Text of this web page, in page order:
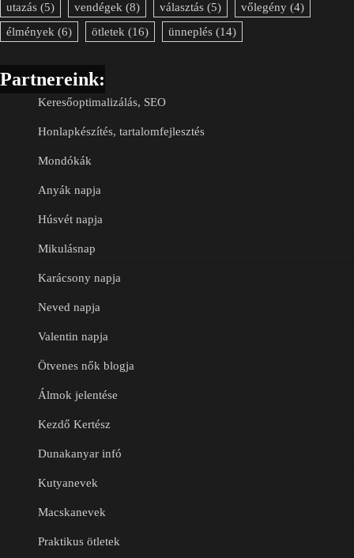
utazás (5) vendégek (8) választás (5) vőlegény (4)
élmények (6) ötletek (16) ünneplés (14)
Partnereink:
Keresőoptimalizálás, SEO
Honlapkészítés, tartalomfejlesztés
Mondókák
Anyák napja
Húsvét napja
Mikulásnap
Karácsony napja
Neved napja
Valentin napja
Ötvenes nők blogja
Álmok jelentése
Kezdő Kertész
Dunakanyar infó
Kutyanevek
Macskanevek
Praktikus ötletek